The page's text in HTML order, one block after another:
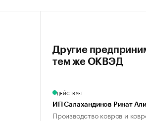
Другие
тем же ОКВЭД
ДЕЙСТВУЕТ
ИП Салахандинов Ринат
Производство ковров и